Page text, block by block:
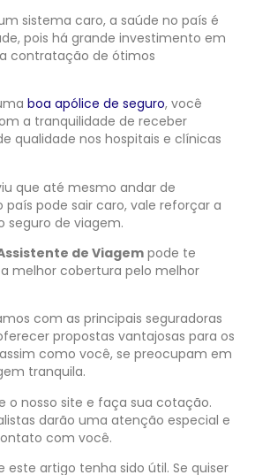
sistema caro, a saúde no país é
pois há grande investimento em
contratação de ótimos
boa apólice de seguro, você
a tranquilidade de receber
qualidade nos hospitais e clínicas
que até mesmo andar de
pode sair caro, vale reforçar a
seguro de viagem.
de Viagempode te
melhor cobertura pelo melhor
com as principais seguradoras
propostas vantajosas para os
como você, se preocupam em
tranquila.
o nosso site e faça sua cotação.
darão uma atenção especial e
com você.
este artigo tenha sido útil. Se quiser